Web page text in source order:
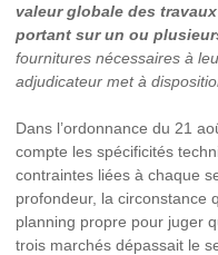
valeur globale des
portant sur un ou
fournitures nécessaires à
adjudicateur met à
Dans l’ordonnance du 21
compte les spécificités
contraintes liées à chaque
profondeur, la circonstance
planning propre pour juger
trois marchés dépassait le